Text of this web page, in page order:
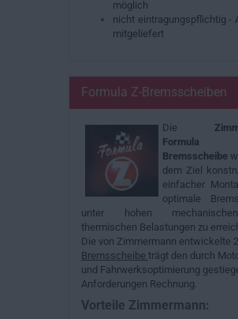
möglich
nicht eintragungspflichtig -
mitgeliefert
Formula Z-Bremsscheiben
Die
Bremsscheibe
dem Ziel
einfacher
optimale
unter hohen
thermischen Belastungen zu
Die von Zimmermann entwickelte
Bremsscheibe trägt den durch
und Fahrwerksoptimierung
Anforderungen Rechnung.
Vorteile Zimmermann: